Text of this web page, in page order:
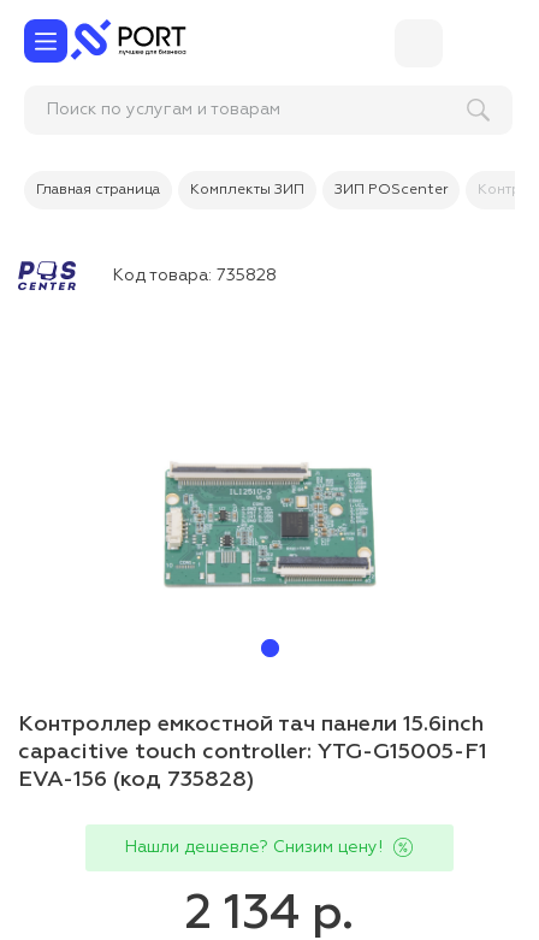
Поиск по услугам и товарам
Главная страница Комплекты ЗИП ЗИП POScenter
Код товара: 735828
Контроллер емкостной тач панели 15.6inch
capacitive touch controller: YTG-G15005-F1
EVA-156 (код 735828)
Нашли дешевле? Снизим цену!
2 134 р.